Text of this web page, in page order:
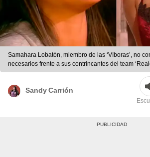
Samahara Lobatón, miembro de las ‘Víboras’, no
necesarios frente a sus contrincantes del team
sus seguidores y espectadores. | Foto: captura
Sandy Carrión